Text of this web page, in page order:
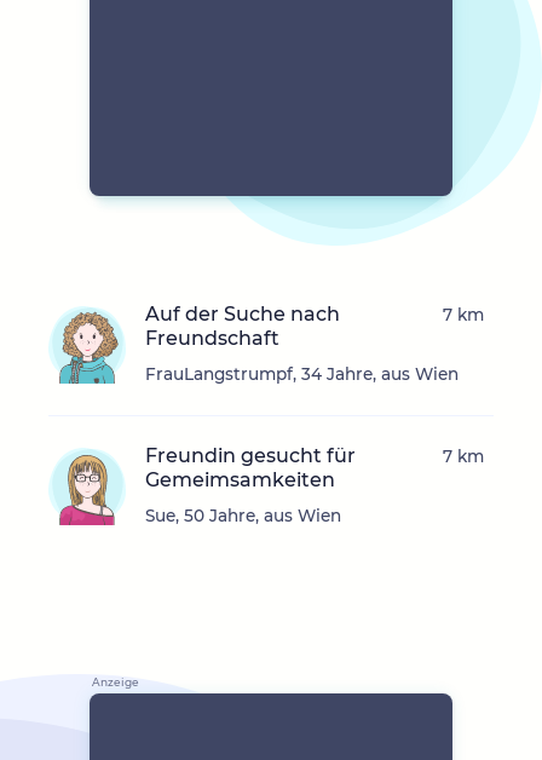
Auf der Suche nach
Freundschaft
FrauLangstrumpf, 34 Jahre, aus Wien
7 km
Freundin gesucht für
Gemeimsamkeiten
Sue, 50 Jahre, aus Wien
7 km